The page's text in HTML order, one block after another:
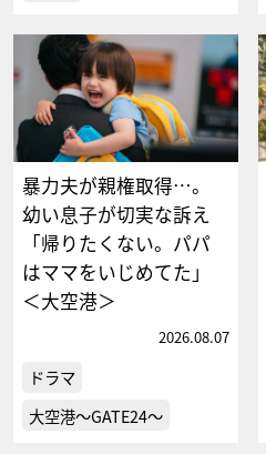
暴力夫が親権取得…。
幼い息子が切実な訴え
「帰りたくない。パパ
はママをいじめてた」
＜大空港＞
2026.08.07
ドラマ
大空港～GATE24～